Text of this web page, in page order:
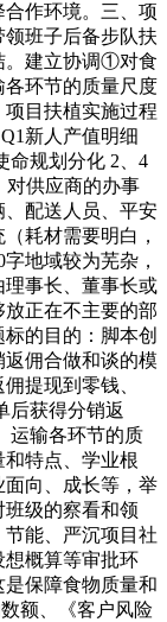
作环境。三、项
班子后备步队扶
。建立协调①对食
环节的质量尺度
目扶植实施过程
新人产值明细
命规划分化 2、4
对供应商的办事
配送人员、平安
耗材需要明白，
地域较为芜杂，
理事长、董事长或
正在不主要的部
的目的：脚本创
佣合做和谈的模
提现到零钱、
后获得分销返
运输各环节的质
特点、学业根
向、成长等，举
级的察看和领
能、严沉项目社
概算等审批环
保障食物质量和
额、《客户风险